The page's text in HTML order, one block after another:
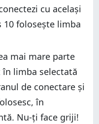
cu același
10 folosește limba
mai mare parte
în limba selectată
de conectare și
în
Nu-ți face griji!